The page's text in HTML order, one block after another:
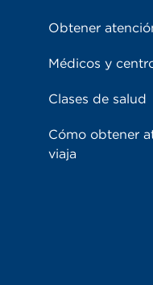
Obtener
Médicos y
Clases de salud
Cómo obtener
viaja